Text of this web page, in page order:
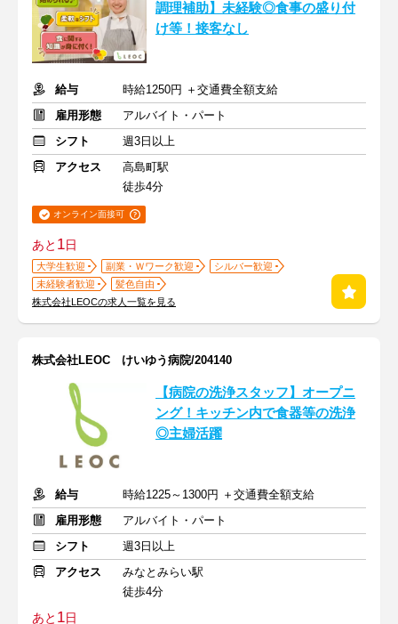
調理補助】未経験◎食事の盛り付
け等！接客なし
給与
時給1250円 ＋交通費全額支給
雇用形態
アルバイト・パート
シフト
週3日以上
アクセス
高島町駅
徒歩4分
オンライン面接可
あと 1日
大学生歓迎 副業・Ｗワーク歓迎
シルバー歓迎
未経験者歓迎
髪色自由
株式会社LEOCの求人一覧を見る
株式会社LEOC けいゆう病院/204140
【病院の洗浄スタッフ】オープニ
ング！キッチン内で食器等の洗浄
◎主婦活躍
給与
時給1225～1300円 ＋交通費全額支給
雇用形態
アルバイト・パート
シフト
週3日以上
アクセス
みなとみらい駅
徒歩4分
あと 1日